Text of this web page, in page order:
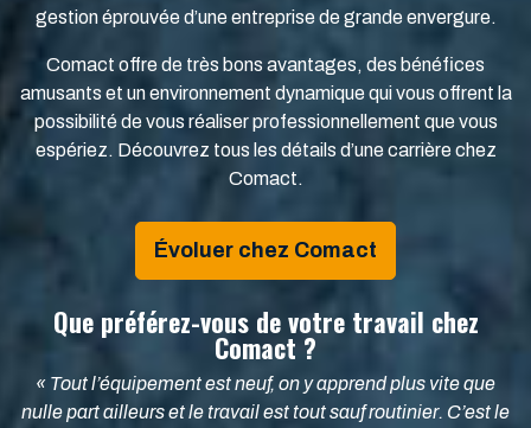
gestion éprouvée d’une entreprise de grande envergure.
Comact offre de très bons avantages, des bénéfices
amusants et un environnement dynamique qui vous offrent la
possibilité de vous réaliser professionnellement que vous
espériez. Découvrez tous les détails d’une carrière chez
Comact.
Évoluer chez Comact
Que préférez-vous de votre travail chez
Comact ?
« Tout l’équipement est neuf, on y apprend plus vite que
nulle part ailleurs et le travail est tout sauf routinier. C’est le